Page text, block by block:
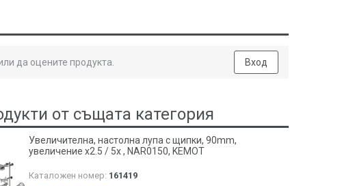
да оцените продукта. Вход
от същата категория
Увеличителна, настолна лупа с щипки, 90mm,
увеличение x2.5 / 5х , NAR0150, KEMOT
Каталожен номер: 161419